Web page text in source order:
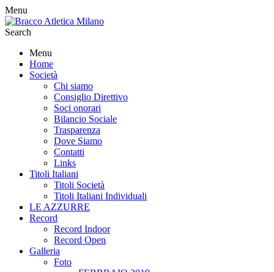
Menu
Search
Menu
Home
Società
Chi siamo
Consiglio Direttivo
Soci onorari
Bilancio Sociale
Trasparenza
Dove Siamo
Contatti
Links
Titoli Italiani
Titoli Società
Titoli Italiani Individuali
LE AZZURRE
Record
Record Indoor
Record Open
Galleria
Foto